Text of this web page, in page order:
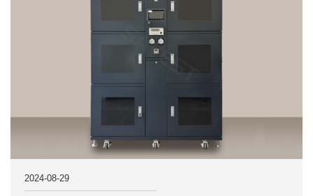
2024-08-29